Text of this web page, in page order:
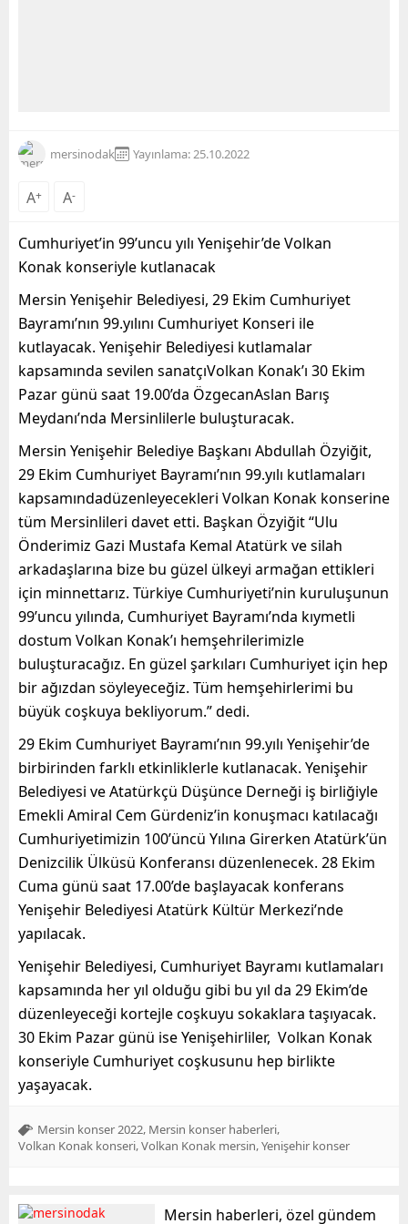
mersinodak Yayınlama: 25.10.2022
A+ A-
Cumhuriyet’in 99’uncu yılı Yenişehir’deVolkan
Konak konseriyle kutlanacak
Mersin Yenişehir Belediyesi, 29 Ekim Cumhuriyet
Bayramı’nın 99.yılını Cumhuriyet Konseri ile
kutlayacak. Yenişehir Belediyesi kutlamalar
kapsamında sevilen sanatçıVolkan Konak’ı 30 Ekim
Pazar günü saat 19.00’da ÖzgecanAslan Barış
Meydanı’nda Mersinlilerle buluşturacak.
Mersin Yenişehir Belediye Başkanı Abdullah Özyiğit,
29 Ekim Cumhuriyet Bayramı’nın 99.yılı kutlamaları
kapsamındadüzenleyecekleri Volkan Konak konserine
tüm Mersinlileri davet etti. Başkan Özyiğit “Ulu
Önderimiz Gazi Mustafa Kemal Atatürk ve silah
arkadaşlarına bize bu güzel ülkeyi armağan ettikleri
için minnettarız. Türkiye Cumhuriyeti’nin kuruluşunun
99’uncu yılında, Cumhuriyet Bayramı’nda kıymetli
dostum Volkan Konak’ı hemşehrilerimizle
buluşturacağız. En güzel şarkıları Cumhuriyet için hep
bir ağızdan söyleyeceğiz. Tüm hemşehirlerimi bu
büyük coşkuya bekliyorum.”dedi.
29 Ekim Cumhuriyet Bayramı’nın 99.yılı Yenişehir’de
birbirinden farklı etkinliklerle kutlanacak. Yenişehir
Belediyesi ve Atatürkçü Düşünce Derneği iş birliğiyle
Emekli Amiral Cem Gürdeniz’in konuşmacı katılacağı
Cumhuriyetimizin 100’üncü Yılına Girerken Atatürk’ün
Denizcilik Ülküsü Konferansı düzenlenecek. 28 Ekim
Cuma günü saat 17.00’de başlayacak konferans
Yenişehir Belediyesi Atatürk Kültür Merkezi’nde
yapılacak.
Yenişehir Belediyesi, Cumhuriyet Bayramı kutlamaları
kapsamında her yıl olduğu gibi bu yıl da 29 Ekim’de
düzenleyeceği kortejle coşkuyu sokaklara taşıyacak.
30 Ekim Pazar günü ise Yenişehirliler, Volkan Konak
konseriyle Cumhuriyet coşkusunu hep birlikte
yaşayacak.
Mersin konser 2022, Mersin konser haberleri,
Volkan Konak konseri,Volkan Konak mersin,Yenişehir konser
Mersin haberleri, özel gündem